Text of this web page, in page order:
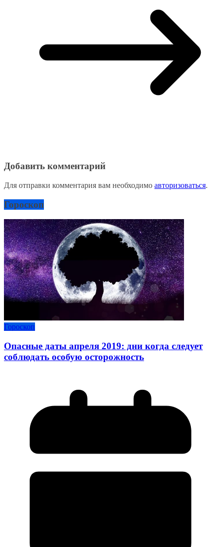
Добавить комментарий
Для отправки комментария вам необходимо авторизоваться.
Гороскоп
Гороскоп
Опасные даты апреля 2019: дни когда следует
соблюдать особую осторожность